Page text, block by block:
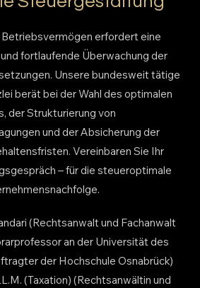
erfordert eine
fortlaufende Überwachung der
Unsere bundesweit tätige
berät bei der Wahl des optimalen
der Strukturierung von
und der Absicherung der
Vereinbaren Sie Ihr
– für die steueroptimale
(Rechtsanwalt und Fachanwalt
an der Universität des
der Hochschule Osnabrück)
(Taxation) (Rechtsanwältin und